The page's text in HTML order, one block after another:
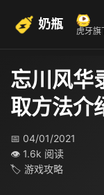
奶瓶 虎牙旗
忘川风华
取方法介
📅 04/01/2021
👁 1.6k 阅读
🏷 游戏攻略